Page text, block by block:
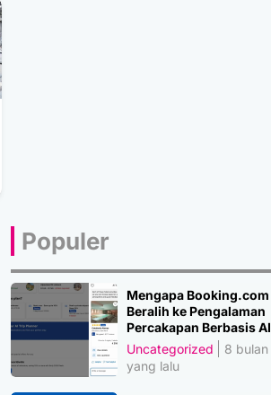
Populer
Mengapa Booking.com
Beralih ke Pengalaman
Percakapan Berbasis AI
Uncategorized
8 bulan
yang lalu